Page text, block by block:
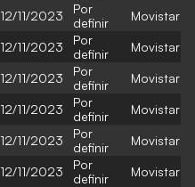
12/11/2023
Por
definir
Movistar
12/11/2023
Por
definir
Movistar
12/11/2023
Por
definir
Movistar
12/11/2023
Por
definir
Movistar
12/11/2023
Por
definir
Movistar
12/11/2023
Por
definir
Movistar